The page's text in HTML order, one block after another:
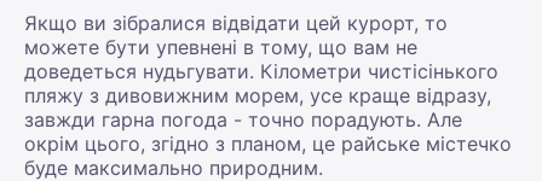
Якщо ви зібралися відвідати цей курорт, то
можете бути упевнені в тому, що вам не
доведеться нудьгувати. Кілометри чистісінького
пляжу з дивовижним морем, усе краще відразу,
завжди гарна погода - точно порадують. Але
окрім цього, згідно з планом, це райське містечко
буде максимально природним.